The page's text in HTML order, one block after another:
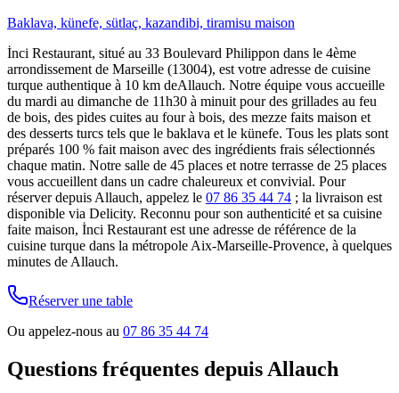
Baklava, künefe, sütlaç, kazandibi, tiramisu maison
İnci Restaurant, situé au 33 Boulevard Philippon dans le 4ème
arrondissement de Marseille (13004), est votre adresse de cuisine
turque authentique à 10 km deAllauch. Notre équipe vous accueille
du mardi au dimanche de 11h30 à minuit pour des grillades au feu
de bois, des pides cuites au four à bois, des mezze faits maison et
des desserts turcs tels que le baklava et le künefe. Tous les plats sont
préparés 100 % fait maison avec des ingrédients frais sélectionnés
chaque matin. Notre salle de 45 places et notre terrasse de 25 places
vous accueillent dans un cadre chaleureux et convivial. Pour
réserver depuis Allauch, appelez le 07 86 35 44 74 ; la livraison est
disponible via Delicity. Reconnu pour son authenticité et sa cuisine
faite maison, İnci Restaurant est une adresse de référence de la
cuisine turque dans la métropole Aix-Marseille-Provence, à quelques
minutes de Allauch.
Réserver une table
Ou appelez-nous au 07 86 35 44 74
Questions fréquentes depuis Allauch